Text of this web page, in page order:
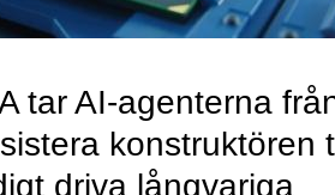
tar AI-agenterna
konstruktören
driva långvariga